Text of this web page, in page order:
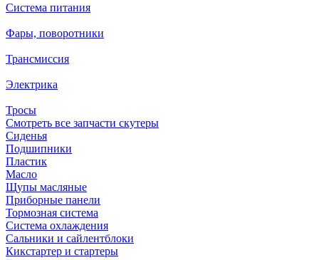
Система питания
Фары, поворотники
Трансмиссия
Электрика
Тросы
Смотреть все запчасти скутеры
Сиденья
Подшипники
Пластик
Масло
Щупы масляные
Приборные панели
Тормозная система
Система охлаждения
Сальники и сайлентблоки
Кикстартер и стартеры